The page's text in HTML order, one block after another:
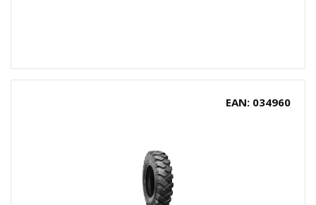
EAN: 034960